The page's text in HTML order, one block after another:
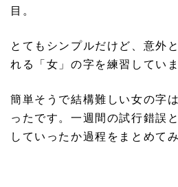
目。
とてもシンプルだけど、意外
れる「女」の字を練習していま
簡単そうで結構難しい女の字
ったです。一週間の試行錯誤
していったか過程をまとめてみ